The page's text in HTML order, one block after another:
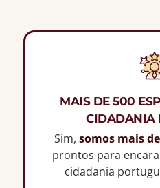
MAIS DE 500
CIDADANIA
Sim, somos mais
prontos para
cidadania